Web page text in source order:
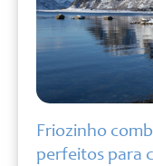
Friozinho
perfeitos para